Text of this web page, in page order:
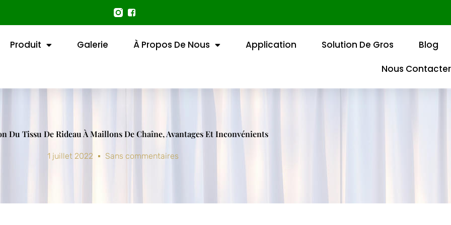
Produit Galerie À Propos De Nous Application Solution De Gros
Blog
Nous Contacter
Du Tissu De Rideau À Maillons De Chaîne, Avantages Et Inconvénients
1 juillet 2022 Sans commentaires